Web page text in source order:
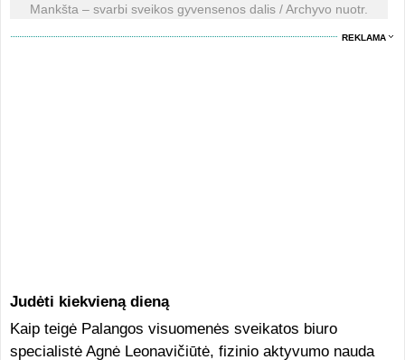
Mankšta – svarbi sveikos gyvensenos dalis / Archyvo nuotr.
REKLAMA
Judėti kiekvieną dieną
Kaip teigė Palangos visuomenės sveikatos biuro
specialistė Agnė Leonavičiūtė, fizinio aktyvumo nauda